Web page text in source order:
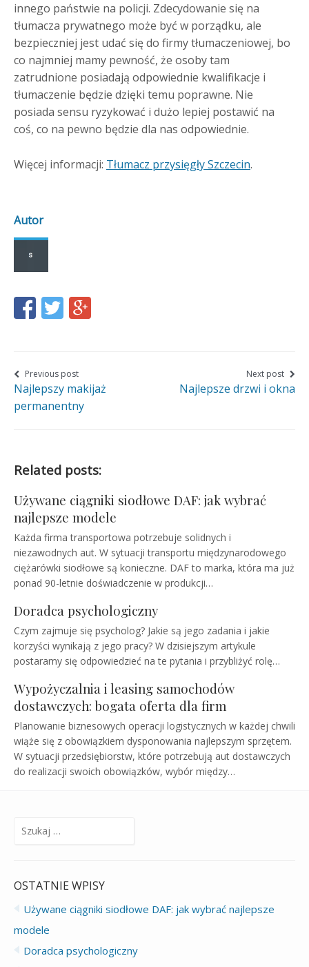
innego państwie na policji. Zdecydowanie się na
tłumacza prywatnego może być w porządku, ale
bezpieczniej jest udać się do firmy tłumaczeniowej, bo
co najmniej mamy pewność, że osoby tam
zatrudnione posiadają odpowiednie kwalifikacje i
tłumaczenie będzie dzięki temu poprawne. Nie
posiada sensu ryzykować i dużo lepiej postawić na
coś, co na pewno będzie dla nas odpowiednie.
Więcej informacji: Tłumacz przysięgły Szczecin.
Autor
Share
on
Facebook
Share
on
Twitter
Share
on
Google+
Nawigacja
wpisu
Previous post
Najlepszy makijaż
permanentny
Next post
Najlepsze drzwi i okna
Related posts:
Używane ciągniki siodłowe DAF: jak wybrać
najlepsze modele
Każda firma transportowa potrzebuje solidnych i
niezawodnych aut. W sytuacji transportu międzynarodowego
ciężarówki siodłowe są konieczne. DAF to marka, która ma już
ponad 90-letnie doświadczenie w produkcji…
Doradca psychologiczny
Czym zajmuje się psycholog? Jakie są jego zadania i jakie
korzyści wynikają z jego pracy? W dzisiejszym artykule
postaramy się odpowiedzieć na te pytania i przybliżyć rolę…
Wypożyczalnia i leasing samochodów
dostawczych: bogata oferta dla firm
Planowanie biznesowych operacji logistycznych w każdej chwili
wiąże się z obowiązkiem dysponowania najlepszym sprzętem.
W sytuacji przedsiębiorstw, które potrzebują aut dostawczych
do realizacji swoich obowiązków, wybór między…
Szukaj:
OSTATNIE WPISY
Używane ciągniki siodłowe DAF: jak wybrać najlepsze
modele
Doradca psychologiczny